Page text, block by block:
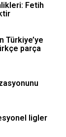
Fetih
Türkiye’ye
parça
ligler